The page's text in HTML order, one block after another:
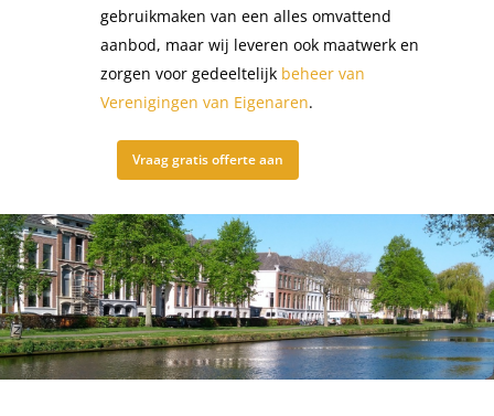
gebruikmaken van een alles omvattend
aanbod, maar wij leveren ook maatwerk en
zorgen voor gedeeltelijk beheer van
Verenigingen van Eigenaren.
Vraag gratis offerte aan